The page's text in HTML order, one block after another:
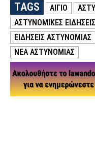
TAGS ΑΙΓΙΟ
ΑΣΤΥΝΟΜΙΚΕΣ ΕΙΔΗΣΕΙΣ
ΕΙΔΗΣΕΙΣ ΑΣΤΥΝΟΜΙΑΣ
ΝΕΑ ΑΣΤΥΝΟΜΙΑΣ